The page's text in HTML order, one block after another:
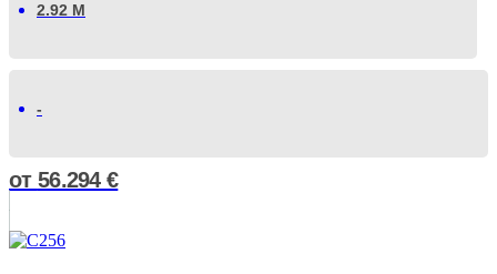
2.92 М
-
от 56.294€